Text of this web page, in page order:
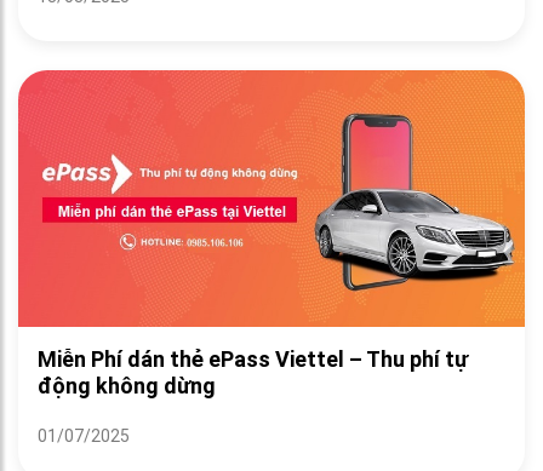
Miễn Phí dán thẻ ePass Viettel – Thu phí tự
động không dừng
01/07/2025